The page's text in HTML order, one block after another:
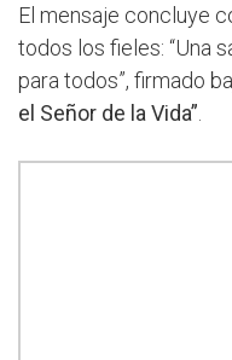
El mensaje concluye
todos los fieles: “Una
para todos”, firmado
el Señor de la Vida”